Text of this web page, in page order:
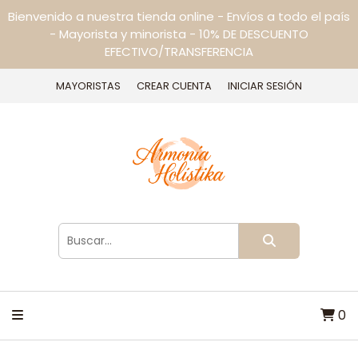
Bienvenido a nuestra tienda online - Envíos a todo el país
- Mayorista y minorista - 10% DE DESCUENTO
EFECTIVO/TRANSFERENCIA
MAYORISTAS CREAR CUENTA INICIAR SESIÓN
0